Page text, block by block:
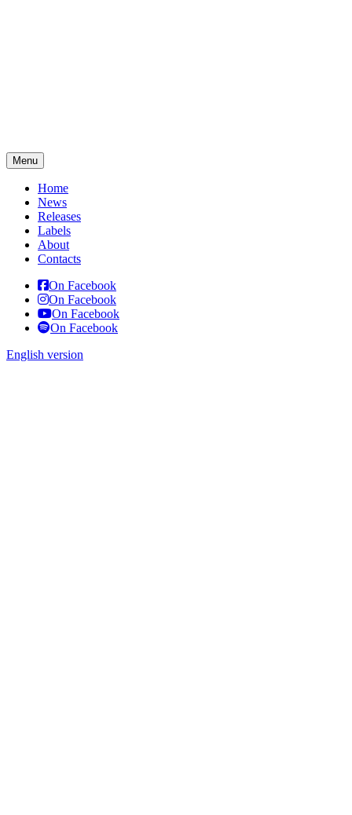
Menu
Home
News
Releases
Labels
About
Contacts
On Facebook
On Facebook
On Facebook
On Facebook
English version